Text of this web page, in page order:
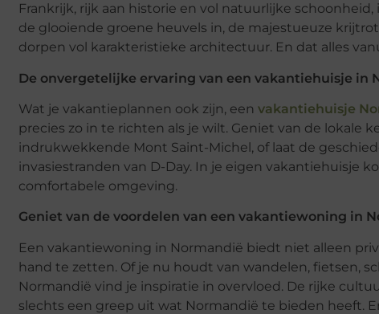
Frankrijk, rijk aan historie en vol natuurlijke
de glooiende groene heuvels in, de majestueuze
dorpen vol karakteristieke architectuur. En dat alles
De onvergetelijke ervaring van een vakantiehuisje in
Wat je vakantieplannen ook zijn, een vakantiehuisje
precies zo in te richten als je wilt. Geniet van de lokale
indrukwekkende Mont Saint-Michel, of laat de
invasiestranden van D-Day. In je eigen vakantiehuisje
comfortabele omgeving.
Geniet van de voordelen van een vakantiewoning in
Een vakantiewoning in Normandië biedt niet alleen
hand te zetten. Of je nu houdt van wandelen, fietsen,
Normandië vind je inspiratie in overvloed. De rijke
slechts een greep uit wat Normandië te bieden heeft.